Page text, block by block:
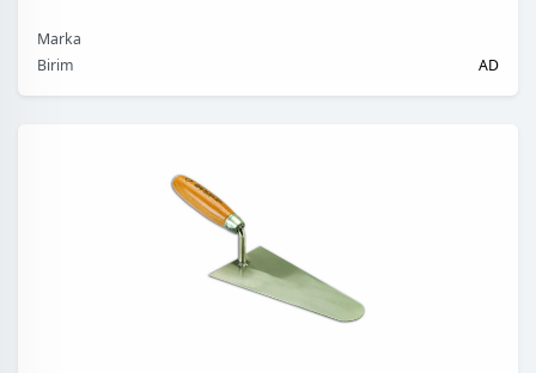
Marka
Birim
AD